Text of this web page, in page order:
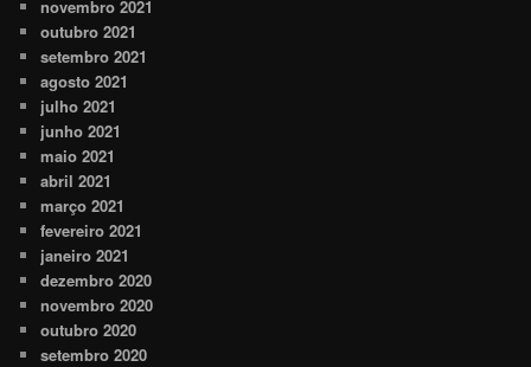
novembro 2021
outubro 2021
setembro 2021
agosto 2021
julho 2021
junho 2021
maio 2021
abril 2021
março 2021
fevereiro 2021
janeiro 2021
dezembro 2020
novembro 2020
outubro 2020
setembro 2020